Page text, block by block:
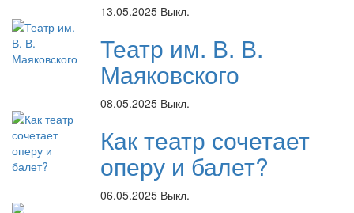
13.05.2025 Выкл.
Театр им. В. В.
Маяковского
08.05.2025 Выкл.
Как театр сочетает
оперу и балет?
06.05.2025 Выкл.